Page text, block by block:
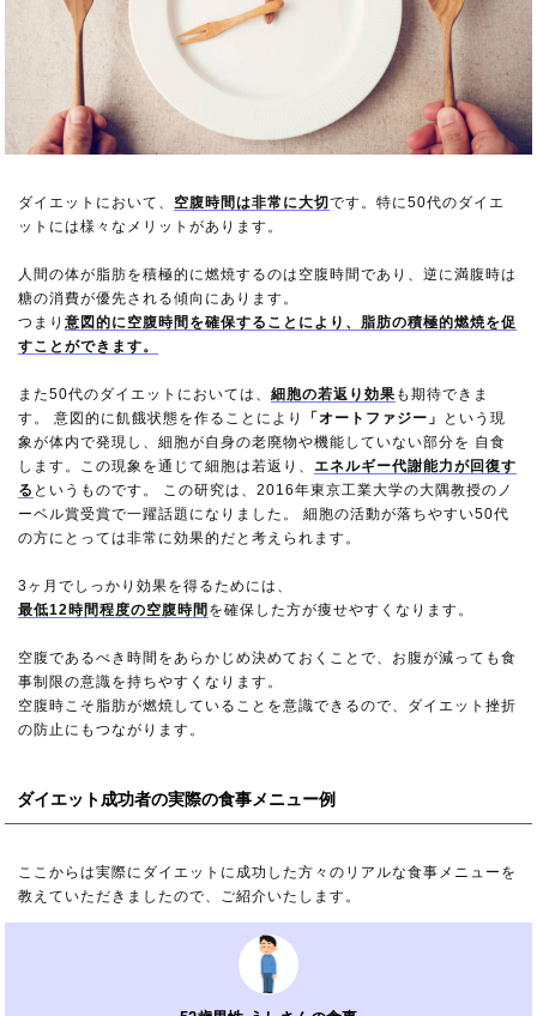
ダイエットにおいて、 空腹時間は非常に大切です。特に50代のダイエ
ットには様々なメリットがあります。
人間の体が脂肪を積極的に燃焼するのは空腹時間であり、逆に満腹時は
糖の消費が優先される傾向にあります。
つまり意図的に空腹時間を確保することにより、脂肪の積極的燃焼を促
すことができます。
また50代のダイエットにおいては、細胞の若返り効果 も期待できま
す。 意図的に飢餓状態を作ることにより
「オートファジー」
という現
象が体内で発現し、細胞が自身の老廃物や機能していない部分を 自食
します。この現象を通じて細胞は若返り、 エネルギー代謝能力が回復す
る というものです。 この研究は、2016年東京工業大学の大隅教授のノ
ーベル賞受賞で一躍話題になりました。 細胞の活動が落ちやすい50代
の方にとっては非常に効果的だと考えられます。
3ヶ月でしっかり効果を得るためには、
最低12時間程度の空腹時間 を確保した方が痩せやすくなります。
空腹であるべき時間をあらかじめ決めておくことで、お腹が減っても食
事制限の意識を持ちやすくなります。
空腹時こそ脂肪が燃焼していることを意識できるので、ダイエット挫折
の防止にもつながります。
ダイエット成功者の実際の食事メニュー例
ここからは実際にダイエットに成功した方々のリアルな食事メニューを
教えていただきましたので、ご紹介いたします。